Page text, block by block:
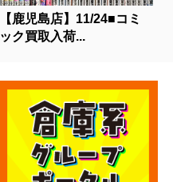
【鹿児島店】11/24■コミ
ック買取入荷...